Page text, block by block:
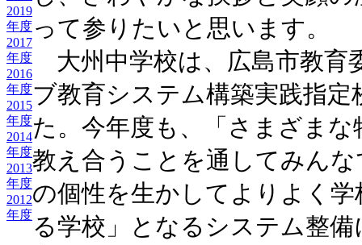
2019
年度
2017
年度
2016
年度
2015
年度
2014
年度
2013
年度
2012
年度
って参りたいと思います。
大州中学校は、広島市教育
ブ教育システム構築実践指
た。今年度も、「さまざま
教え合うことを通してみん
の個性を生かしてよりよく
る学校」となるシステム整